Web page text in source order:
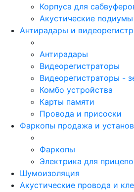
Корпуса для
Акустические
Антирадары и
Антирадары
Видеорегистраторы
Видеорегистраторы -
Комбо устройства
Карты памяти
Провода и присоски
Фаркопы продажа и
Фаркопы
Электрика для
Шумоизоляция
Акустические провода и